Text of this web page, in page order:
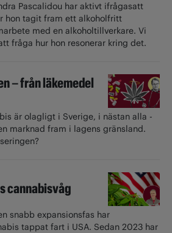
Pascalidou har aktivt ifrågasatt
hon tagit fram ett alkoholfritt
med en alkoholtillverkare. Vi
fråga hur hon resonerar kring det.
– från läkemedel
är olagligt i ­Sverige, i nästan alla
marknad fram i lagens gränsland.
cannabisvåg
snabb expansionsfas har
tappat fart i USA. Sedan 2023 har